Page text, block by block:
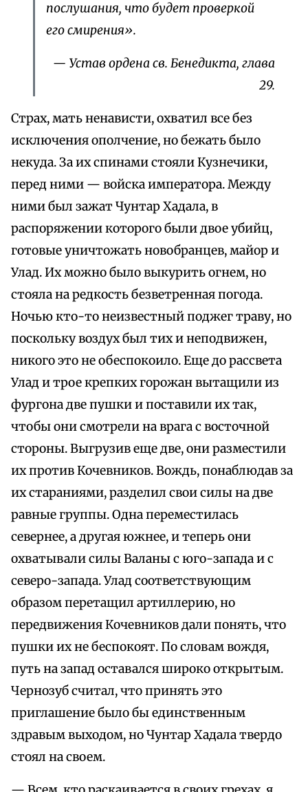
послушания, что будет проверкой
его смирения».
— Устав ордена св. Бенедикта, глава
29.
Страх, мать ненависти, охватил все без
исключения ополчение, но бежать было
некуда. За их спинами стояли Кузнечики,
перед ними — войска императора. Между
ними был зажат Чунтар Хадала, в
распоряжении которого были двое убийц,
готовые уничтожать новобранцев, майор и
Улад. Их можно было выкурить огнем, но
стояла на редкость безветренная погода.
Ночью кто-то неизвестный поджег траву, но
поскольку воздух был тих и неподвижен,
никого это не обеспокоило. Еще до рассвета
Улад и трое крепких горожан вытащили из
фургона две пушки и поставили их так,
чтобы они смотрели на врага с восточной
стороны. Выгрузив еще две, они разместили
их против Кочевников. Вождь, понаблюдав за
их стараниями, разделил свои силы на две
равные группы. Одна переместилась
севернее, а другая южнее, и теперь они
охватывали силы Валаны с юго-запада и с
северо-запада. Улад соответствующим
образом перетащил артиллерию, но
передвижения Кочевников дали понять, что
пушки их не беспокоят. По словам вождя,
путь на запад оставался широко открытым.
Чернозуб считал, что принять это
приглашение было бы единственным
здравым выходом, но Чунтар Хадала твердо
стоял на своем.